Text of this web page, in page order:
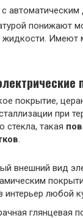
понижают
жидкости. Имеют
покрытие,
при
стекла, такая
.
внешний вид
интерьер любой
глянцевая